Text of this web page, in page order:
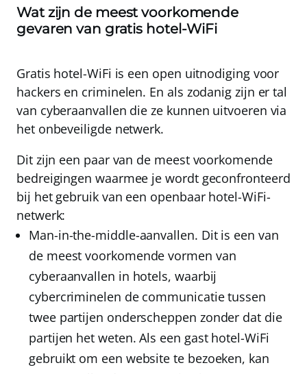
Wat zijn de meest voorkomende
gevaren van gratis hotel-WiFi
Gratis hotel-WiFi is een open uitnodiging voor
hackers en criminelen. En als zodanig zijn er tal
van cyberaanvallen die ze kunnen uitvoeren via
het onbeveiligde netwerk.
Dit zijn een paar van de meest voorkomende
bedreigingen waarmee je wordt geconfronteerd
bij het gebruik van een openbaar hotel-WiFi-
netwerk:
Man-in-the-middle-aanvallen. Dit is een van
de meest voorkomende vormen van
cyberaanvallen in hotels, waarbij
cybercriminelen de communicatie tussen
twee partijen onderscheppen zonder dat die
partijen het weten. Als een gast hotel-WiFi
gebruikt om een website te bezoeken, kan